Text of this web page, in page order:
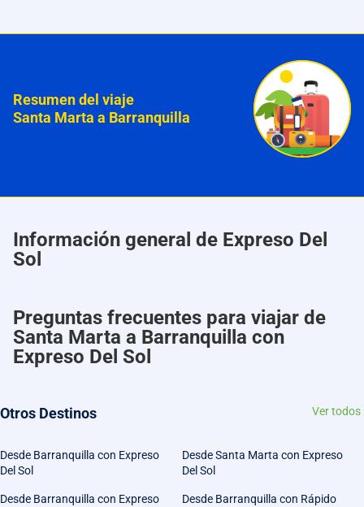
Resumen del viaje
Santa Marta a Barranquilla
Información general de Expreso Del
Sol
Preguntas frecuentes para viajar de
Santa Marta a Barranquilla con
Expreso Del Sol
Otros Destinos Ver todos
Desde Barranquilla con Expreso
Del Sol
Desde Santa Marta con Expreso
Del Sol
Desde Barranquilla con Expreso
Desde Barranquilla con Rápido